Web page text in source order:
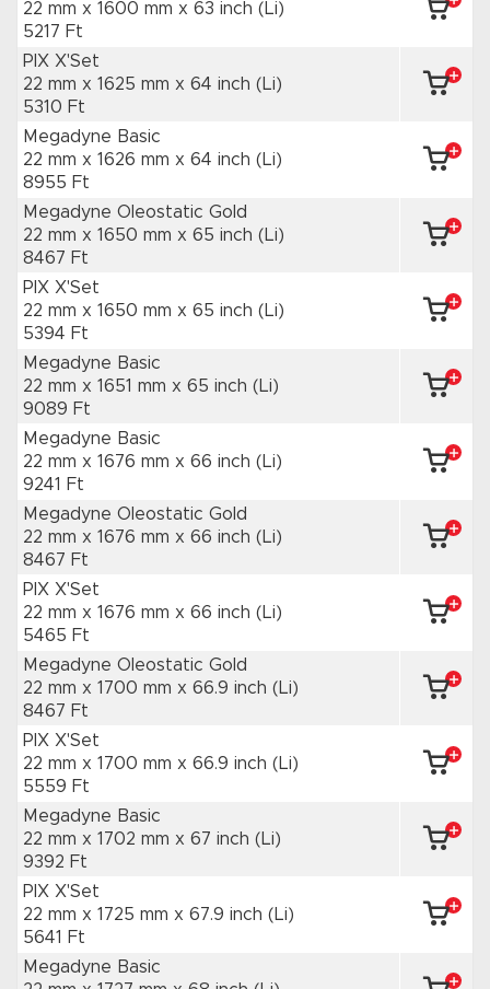
22 mm x 1600 mm x 63 inch (Li)
5217 Ft
PIX X'Set
22 mm x 1625 mm x 64 inch (Li)
5310 Ft
Megadyne Basic
22 mm x 1626 mm x 64 inch (Li)
8955 Ft
Megadyne Oleostatic Gold
22 mm x 1650 mm x 65 inch (Li)
8467 Ft
PIX X'Set
22 mm x 1650 mm x 65 inch (Li)
5394 Ft
Megadyne Basic
22 mm x 1651 mm x 65 inch (Li)
9089 Ft
Megadyne Basic
22 mm x 1676 mm x 66 inch (Li)
9241 Ft
Megadyne Oleostatic Gold
22 mm x 1676 mm x 66 inch (Li)
8467 Ft
PIX X'Set
22 mm x 1676 mm x 66 inch (Li)
5465 Ft
Megadyne Oleostatic Gold
22 mm x 1700 mm x 66.9 inch (Li)
8467 Ft
PIX X'Set
22 mm x 1700 mm x 66.9 inch (Li)
5559 Ft
Megadyne Basic
22 mm x 1702 mm x 67 inch (Li)
9392 Ft
PIX X'Set
22 mm x 1725 mm x 67.9 inch (Li)
5641 Ft
Megadyne Basic